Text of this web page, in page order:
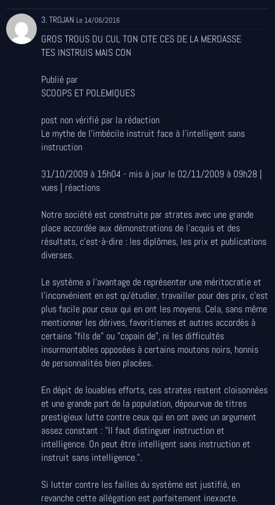
3. TROJAN Le 14/06/2016
GROS TROUS DU CUL TON CITE CES DE LA MERDASSE
TES INSTRUIS MAIS CON
Publié par
SCOOPS ET POLEMIQUES
post non vérifié par la rédaction
Le mythe de l'imbécile instruit face à l'intelligent sans
instruction
31/10/2009 à 15h04 - mis à jour le 02/11/2009 à 09h28 |
vues | réactions
Notre société est construite par strates avec une grande
place accordée aux démonstrations de l'acquis et des
résultats, c'est-à-dire : les diplômes, les prix et publications
diverses.
Le système a l'avantage de représenter une méritocratie et
l'inconvénient en est qu'étudier, travailler pour des prix, c'est
plus facile pour ceux qui en ont les moyens. Cela, sans même
mentionner les dérives, favoritismes et autres accordés à
certains "fils de" ou "copain de", ni les difficultés
insurmontables opposées à certains moutons noirs, honnis
de personnalités bien placées.
En dépit de louables efforts, ces strates restent cloisonnées
et une grande part de la population, dépourvue de titres
prestigieux lutte contre ceux qui en ont avec un argument
assez constant : "Il faut distinguer instruction et
intelligence. On peut être intelligent sans instruction et
instruit sans intelligence.".
Si lutter contre les failles du système est justifié, en
revanche cette allégation est parfaitement inexacte.